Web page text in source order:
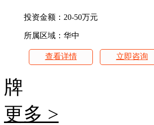
投资金额： 20-50万元
所属区域：华中
查看详情 立即咨询
牌
更多 >